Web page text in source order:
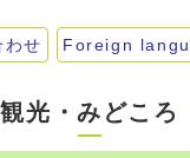
わせ Foreign
観光・みどころ